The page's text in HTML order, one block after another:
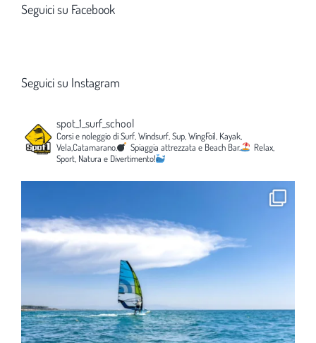
Seguici su Facebook
Seguici su Instagram
spot_1_surf_school
Corsi e noleggio di Surf, Windsurf, Sup, WingFoil, Kayak,
Vela,Catamarano.
Spiaggia attrezzata e Beach Bar.
Relax,
Sport, Natura e Divertimento!